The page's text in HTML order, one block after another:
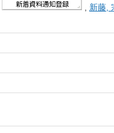
新藤,